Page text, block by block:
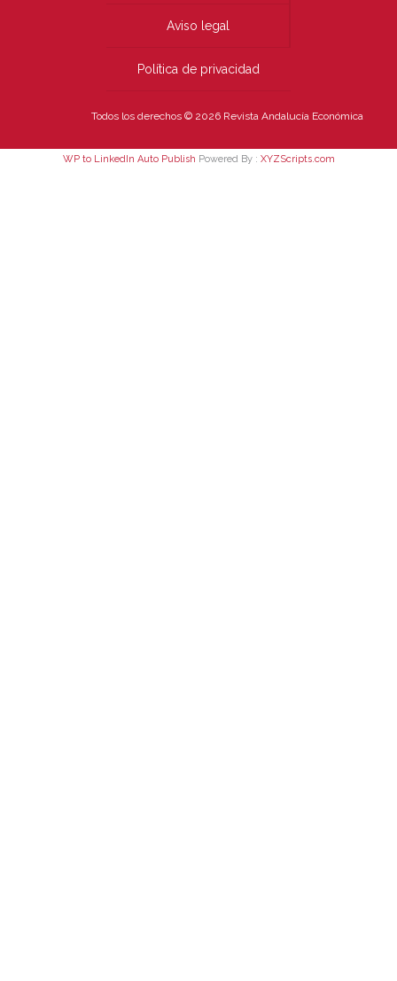
Aviso legal
Política de privacidad
Todos los derechos © 2026 Revista Andalucía Económica
WP to LinkedIn Auto Publish Powered By : XYZScripts.com